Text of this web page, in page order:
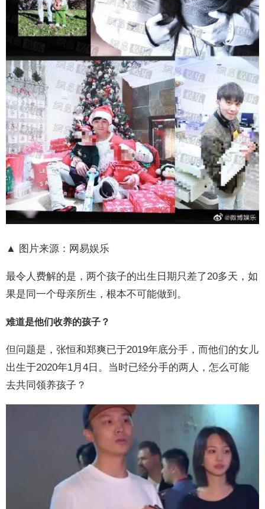
▲ 图片来源：网易娱乐
最令人费解的是，两个孩子的出生日期只差了20多天，如
果是同一个母亲所生，根本不可能做到。
难道是他们收养的孩子？
但问题是，张恒和郑爽已于2019年底分手，而他们的女儿
出生于2020年1月4日。当时已经分手的两人，怎么可能
去共同领养孩子？